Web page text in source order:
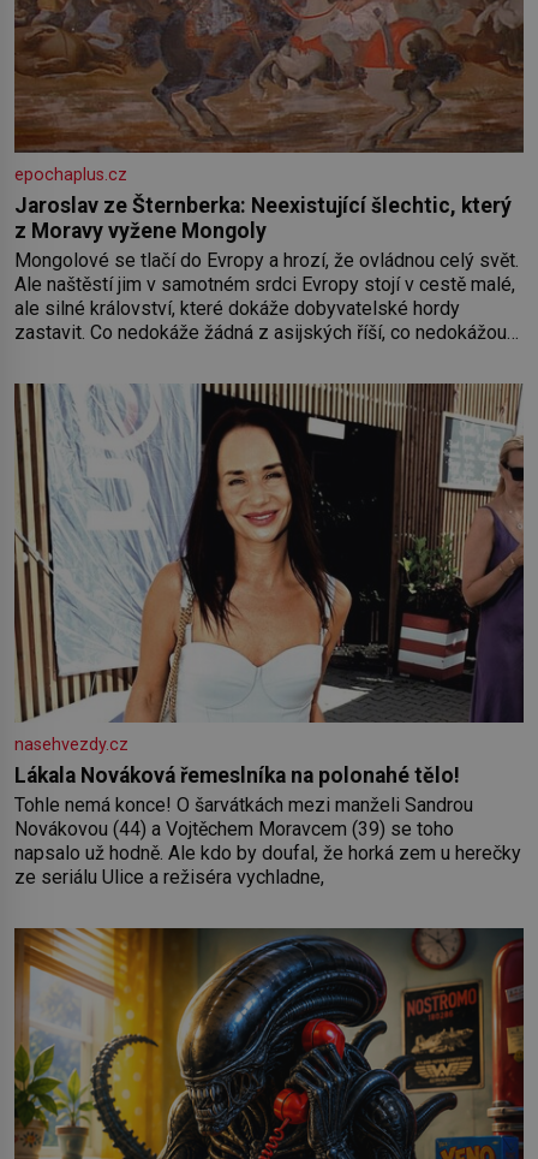
epochaplus.cz
Jaroslav ze Šternberka: Neexistující šlechtic, který
z Moravy vyžene Mongoly
Mongolové se tlačí do Evropy a hrozí, že ovládnou celý svět.
Ale naštěstí jim v samotném srdci Evropy stojí v cestě malé,
ale silné království, které dokáže dobyvatelské hordy
zastavit. Co nedokáže žádná z asijských říší, co nedokážou
od roku 1223 postupují podél Kaspického a Azovského
moře,
nasehvezdy.cz
Lákala Nováková řemeslníka na polonahé tělo!
Tohle nemá konce! O šarvátkách mezi manželi Sandrou
Novákovou (44) a Vojtěchem Moravcem (39) se toho
napsalo už hodně. Ale kdo by doufal, že horká zem u herečky
ze seriálu Ulice a režiséra vychladne,